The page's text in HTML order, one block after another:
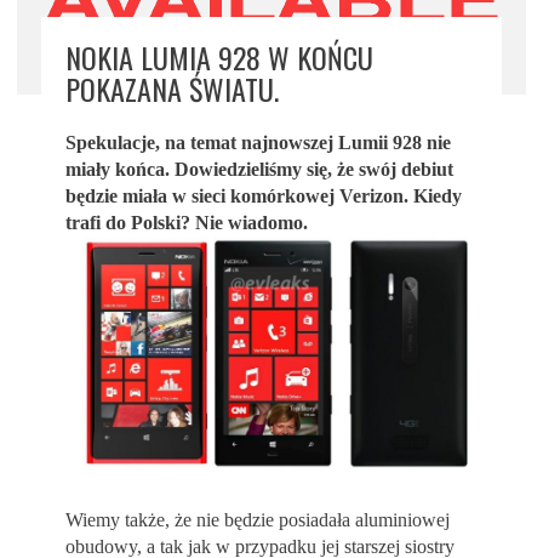
NOKIA LUMIA 928 W KOŃCU
POKAZANA ŚWIATU.
Spekulacje, na temat najnowszej Lumii 928 nie
miały końca. Dowiedzieliśmy się, że swój debiut
będzie miała w sieci komórkowej Verizon. Kiedy
trafi do Polski? Nie wiadomo.
Wiemy także, że nie będzie posiadała aluminiowej
obudowy, a tak jak w przypadku jej starszej siostry